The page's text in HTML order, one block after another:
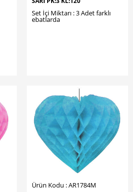
Set İçi Miktarı : 3 Adet farklı
ebatlarda
Ürün Kodu : AR1784M